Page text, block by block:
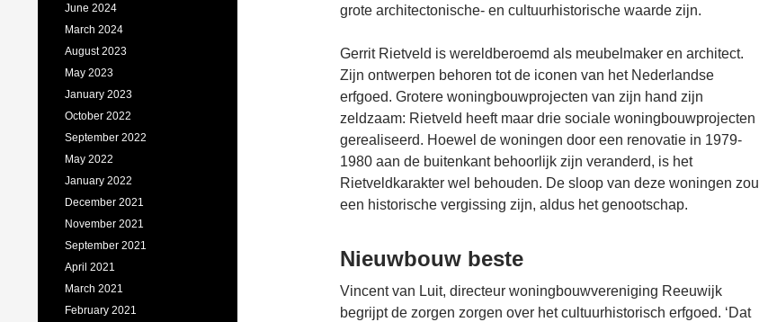
grote architectonische- en cultuurhistorische waarde zijn.
Gerrit Rietveld is wereldberoemd als meubelmaker en architect.
Zijn ontwerpen behoren tot de iconen van het Nederlandse
erfgoed. Grotere woningbouwprojecten van zijn hand zijn
zeldzaam: Rietveld heeft maar drie sociale woningbouwprojecten
gerealiseerd. Hoewel de woningen door een renovatie in 1979-
1980 aan de buitenkant behoorlijk zijn veranderd, is het
Rietveldkarakter wel behouden. De sloop van deze woningen zou
een historische vergissing zijn, aldus het genootschap.
Nieuwbouw beste
Vincent van Luit, directeur woningbouwvereniging Reeuwijk
begrijpt de zorgen zorgen over het cultuurhistorisch erfgoed. ‘Dat
June 2024
March 2024
August 2023
May 2023
January 2023
October 2022
September 2022
May 2022
January 2022
December 2021
November 2021
September 2021
April 2021
March 2021
February 2021